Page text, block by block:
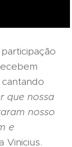
que nossa
nosso
e
Vinicius.